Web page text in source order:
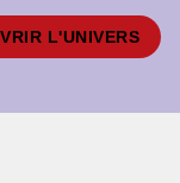
L'UNIVERS